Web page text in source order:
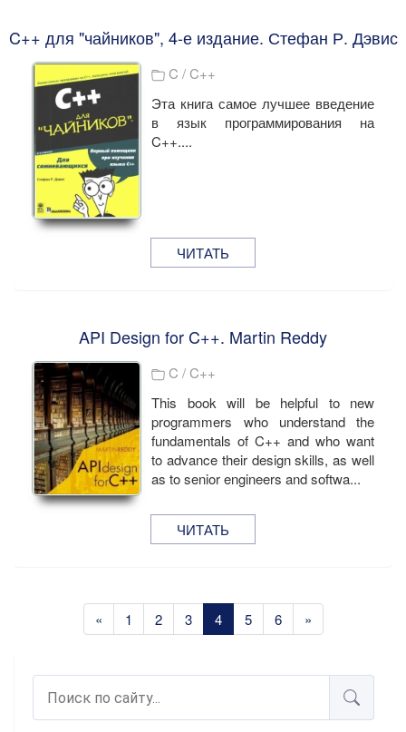
C++ для "чайников", 4-е издание. Стефан Р. Дэвис
C / C++
Эта книга самое лучшее введение
в язык программирования на
C++....
ЧИТАТЬ
API Design for C++. Martin Reddy
C / C++
This book will be helpful to new
programmers who understand the
fundamentals of C++ and who want
to advance their design skills, as well
as to senior engineers and softwa...
ЧИТАТЬ
« 1 2 3 4 5 6 »